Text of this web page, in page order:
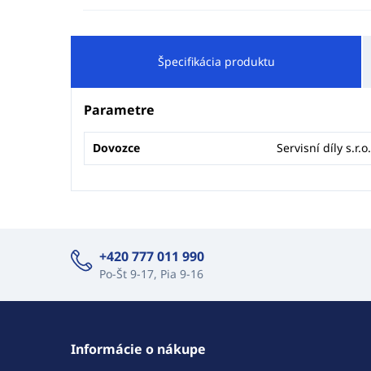
Špecifikácia produktu
Parametre
Dovozce Servisní díly s.r.o.
+420 777 011 990
Po-Št 9-17, Pia 9-16
Informácie o nákupe